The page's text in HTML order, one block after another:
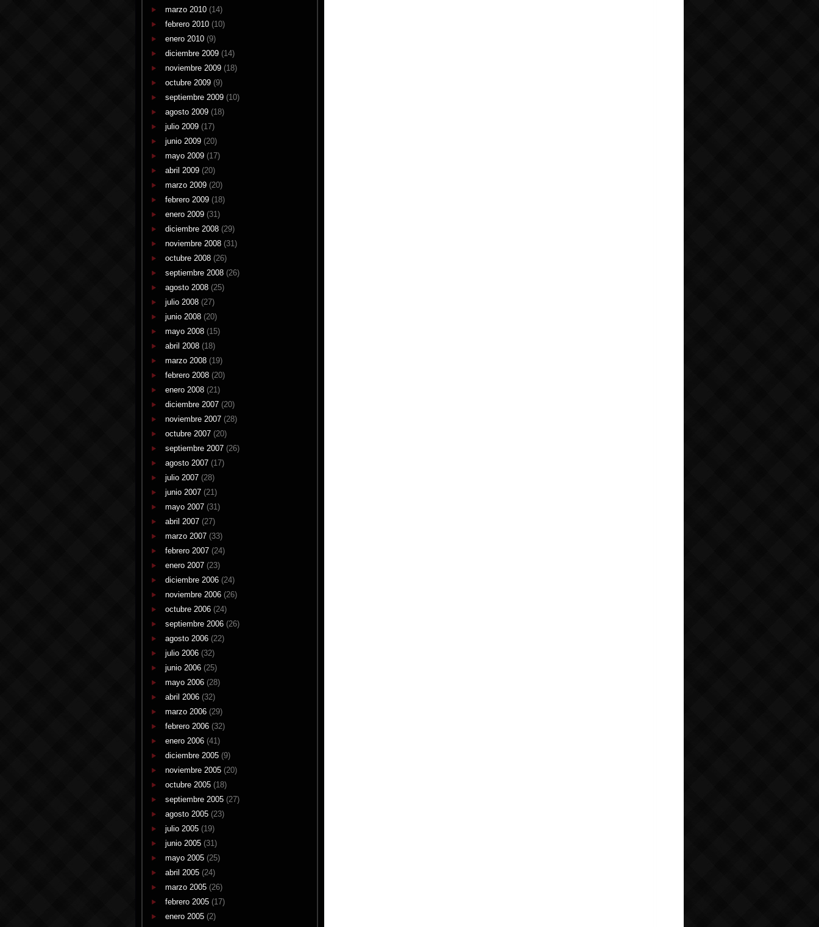
marzo 2010 (14)
febrero 2010 (10)
enero 2010 (9)
diciembre 2009 (14)
noviembre 2009 (18)
octubre 2009 (9)
septiembre 2009 (10)
agosto 2009 (18)
julio 2009 (17)
junio 2009 (20)
mayo 2009 (17)
abril 2009 (20)
marzo 2009 (20)
febrero 2009 (18)
enero 2009 (31)
diciembre 2008 (29)
noviembre 2008 (31)
octubre 2008 (26)
septiembre 2008 (26)
agosto 2008 (25)
julio 2008 (27)
junio 2008 (20)
mayo 2008 (15)
abril 2008 (18)
marzo 2008 (19)
febrero 2008 (20)
enero 2008 (21)
diciembre 2007 (20)
noviembre 2007 (28)
octubre 2007 (20)
septiembre 2007 (26)
agosto 2007 (17)
julio 2007 (28)
junio 2007 (21)
mayo 2007 (31)
abril 2007 (27)
marzo 2007 (33)
febrero 2007 (24)
enero 2007 (23)
diciembre 2006 (24)
noviembre 2006 (26)
octubre 2006 (24)
septiembre 2006 (26)
agosto 2006 (22)
julio 2006 (32)
junio 2006 (25)
mayo 2006 (28)
abril 2006 (32)
marzo 2006 (29)
febrero 2006 (32)
enero 2006 (41)
diciembre 2005 (9)
noviembre 2005 (20)
octubre 2005 (18)
septiembre 2005 (27)
agosto 2005 (23)
julio 2005 (19)
junio 2005 (31)
mayo 2005 (25)
abril 2005 (24)
marzo 2005 (26)
febrero 2005 (17)
enero 2005 (2)